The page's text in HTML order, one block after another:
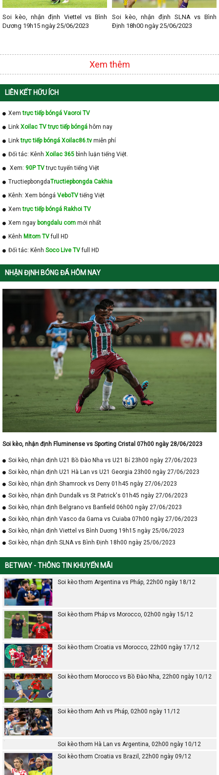
Soi kèo, nhận định Viettel vs Bình
Dương 19h15 ngày 25/06/2023
Soi kèo, nhận định SLNA vs Bình
Định 18h00 ngày 25/06/2023
Xem thêm
LIÊN KẾT HỮU ÍCH
Xemtrực tiếp bóngá Vaoroi TV
Link Xoilac TV trực tiếp bóngá hôm nay
Linktrực tiếp bóngá Xoilac86.tv miễn phí
Đối tác: Kênh Xoilac 365 bình luận tiếng Việt.
Xem: 90P TVtrực tuyến tiếng Việt
TructiepbongdaTructiepbongda Cakhia
Kênh: Xem bóngá VeboTVtiếng Việt
Xemtrực tiếp bóngá Rakhoi TV
Xem ngay bongdalu com mới nhất
Kênh Mitom TVfull HD
Đối tác: Kênh Soco Live TVfull HD
NHẬN ĐỊNH BÓNG ĐÁ HÔM NAY
Soi kèo, nhận định Fluminense vs Sporting Cristal 07h00 ngày 28/06/2023
Soi kèo, nhận định U21 Bồ Đào Nha vs U21 Bỉ 23h00 ngày 27/06/2023
Soi kèo, nhận định U21 Hà Lan vs U21 Georgia 23h00 ngày 27/06/2023
Soi kèo, nhận định Shamrock vs Derry 01h45 ngày 27/06/2023
Soi kèo, nhận định Dundalk vs St Patrick's 01h45 ngày 27/06/2023
Soi kèo, nhận định Belgrano vs Banfield 06h00 ngày 27/06/2023
Soi kèo, nhận định Vasco da Gama vs Cuiaba 07h00 ngày 27/06/2023
Soi kèo, nhận định Viettel vs Bình Dương 19h15 ngày 25/06/2023
Soi kèo, nhận định SLNA vs Bình Định 18h00 ngày 25/06/2023
BETWAY - THÔNG TIN KHUYẾN MÃI
Soi kèo thơm Argentina vs Pháp, 22h00 ngày 18/12
Soi kèo thơm Pháp vs Morocco, 02h00 ngày 15/12
Soi kèo thơm Croatia vs Morocco, 22h00 ngày 17/12
Soi kèo thơm Morocco vs Bồ Đào Nha, 22h00 ngày 10/12
Soi kèo thơm Anh vs Pháp, 02h00 ngày 11/12
Soi kèo thơm Hà Lan vs Argentina, 02h00 ngày 10/12
Soi kèo thơm Croatia vs Brazil, 22h00 ngày 09/12